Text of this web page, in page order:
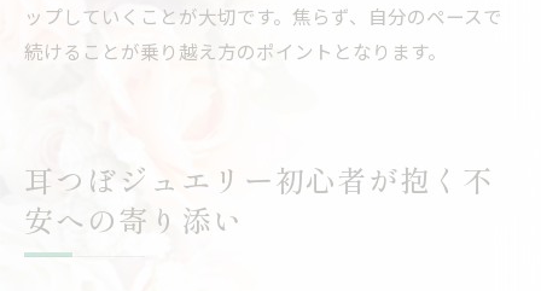
ップしていくことが大切です。焦らず、自分のペースで
続けることが乗り越え方のポイントとなります。
耳つぼジュエリー初心者が抱く不
安への寄り添い